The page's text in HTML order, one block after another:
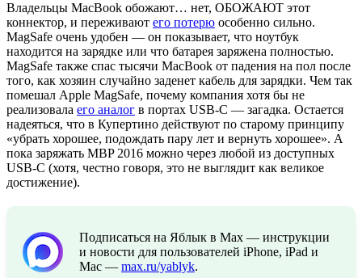
Владельцы MacBook обожают… нет, ОБОЖАЮТ этот
коннектор, и переживают его потерю особенно сильно.
MagSafe очень удобен — он показывает, что ноутбук
находится на зарядке или что батарея заряжена полностью.
MagSafe также спас тысячи MacBook от падения на пол после
того, как хозяин случайно заденет кабель для зарядки. Чем так
помешал Apple MagSafe, почему компания хотя бы не
реализовала его аналог в портах USB-C — загадка. Остается
надеяться, что в Купертино действуют по старому принципу
«убрать хорошее, подождать пару лет и вернуть хорошее». А
пока заряжать MBP 2016 можно через любой из доступных
USB-C (хотя, честно говоря, это не выглядит как великое
достижение).
Подписаться на Яблык в Max — инструкции
и новости для пользователей iPhone, iPad и
Mac — max.ru/yablyk.